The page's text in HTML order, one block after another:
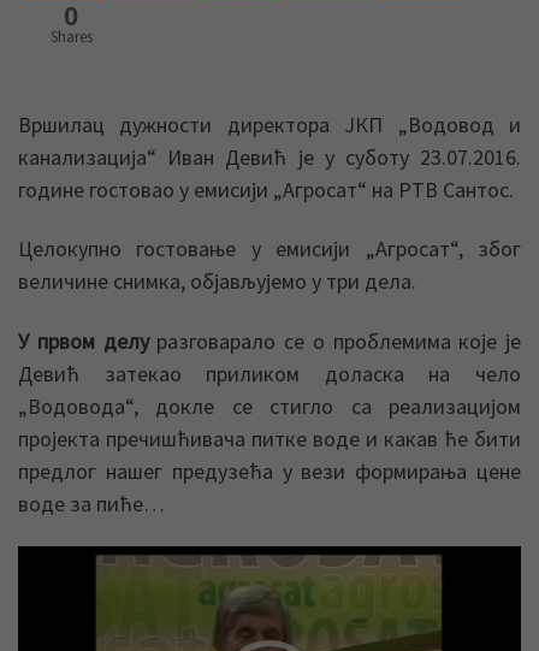
0
Shares
Вршилац дужности директора ЈКП „Водовод и
канализација“ Иван Девић је у суботу 23.07.2016.
године гостовао у емисији „Агросат“ на РТВ Сантос.
Целокупно гостовање у емисији „Агросат“, због
величине снимка, објављујемо у три дела.
У првом делуразговарало се о проблемима које је
Девић затекао приликом доласка на чело
„Водовода“, докле се стигло са реализацијом
пројекта пречишћивача питке воде и какав ће бити
предлог нашег предузећа у вези формирања цене
воде за пиће…
Прегледач